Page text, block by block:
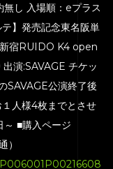
無し 入場順：eプラス
】発売記念東名阪単
新宿RUIDO K4 open
演:SAVAGE チケッ
SAVAGE公演終了後
人様4枚までとさせ
■購入ページ
）